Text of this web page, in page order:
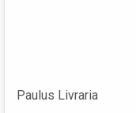
Paulus Livraria